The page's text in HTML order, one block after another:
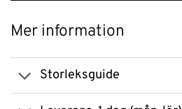
Mer information
Storleksguide